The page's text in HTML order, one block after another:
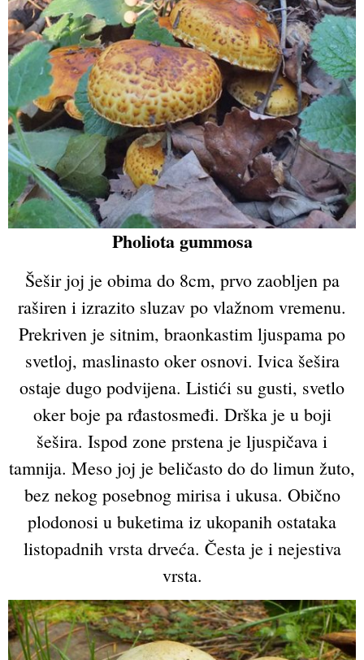
Pholiota gummosa
Šešir joj je obima do 8cm, prvo zaobljen pa
raširen i izrazito sluzav po vlažnom vremenu.
Prekriven je sitnim, braonkastim ljuspama po
svetloj, maslinasto oker osnovi. Ivica šešira
ostaje dugo podvijena. Listići su gusti, svetlo
oker boje pa rđastosmeđi. Drška je u boji
šešira. Ispod zone prstena je ljuspičava i
tamnija. Meso joj je beličasto do do limun žuto,
bez nekog posebnog mirisa i ukusa. Obično
plodonosi u buketima iz ukopanih ostataka
listopadnih vrsta drveća. Česta je i nejestiva
vrsta.